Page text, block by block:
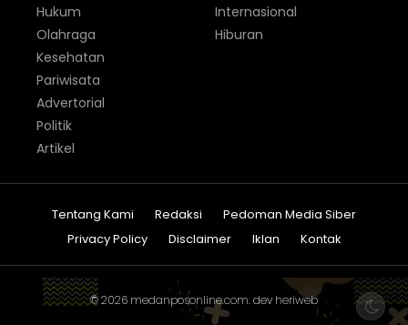
Hukum
Olahraga
Internasional
Hiburan
Kesehatan
Pariwisata
Advertorial
Politik
Artikel
Tentang Kami Redaksi
Pedoman Media Siber
Privacy Policy
Disclaimer Iklan Kontak
© 2026 medanposonline.com. dev heriweb